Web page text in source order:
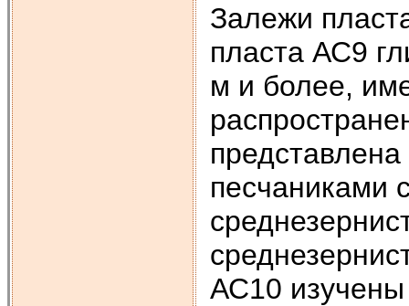
Залежи
пласта АС9
м и более,
песчаниками
АС10